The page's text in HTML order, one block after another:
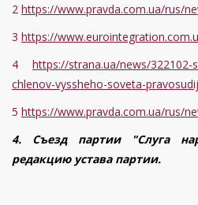
2 https://www.pravda.com.ua/rus/
3 https://
4
https://strana.ua/news/322102-
chlenov-vyssheho-soveta-
5 https://www.pravda.com.ua/rus/
4.
Съезд партии "Слуга
редакцию устава партии.